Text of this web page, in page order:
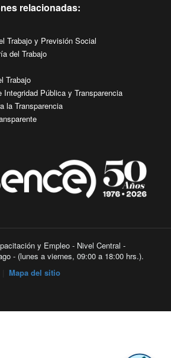
relacionadas:
Trabajo y Previsión Social
del Trabajo
Trabajo
Integridad Pública y Transparencia
la Transparencia
y Empleo - Nivel Central -
- (lunes a viernes, 09:00 a 18:00 hrs.).
Mapa del sitio